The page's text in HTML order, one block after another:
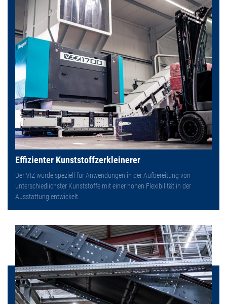
Effizienter Kunststoffzerkleinerer
Der VIZ wurde speziell für Anwendungen in der Aufbereitung von
unterschiedlichster Kunststoffe mit einer hohen Flexibilität in der
Ausstattung entwickelt.